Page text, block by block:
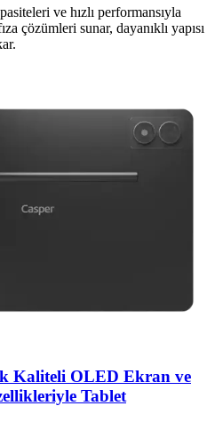
ve hızlı performansıyla
çözümleri sunar, dayanıklı yapısı
Kaliteli OLED Ekran ve
Tablet